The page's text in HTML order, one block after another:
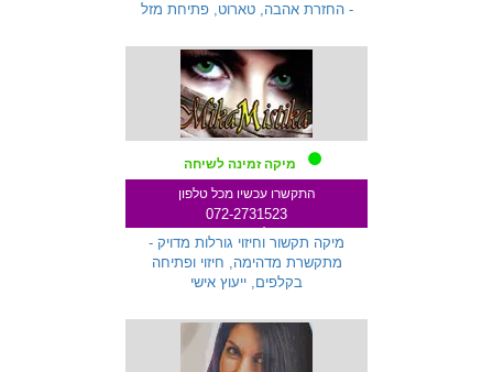
- החזרת אהבה, טארוט, פתיחת מזל
מיקה זמינה לשיחה
התקשרו עכשיו מכל טלפון
072-2731523
מיקה תקשור וחיזוי גורלות מדויק -
מתקשרת מדהימה, חיזוי ופתיחה
בקלפים, ייעוץ אישי